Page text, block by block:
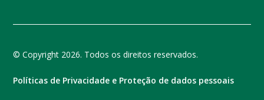
© Copyright 2026. Todos os direitos reservados.
Políticas de Privacidade e Proteção de dados pessoais